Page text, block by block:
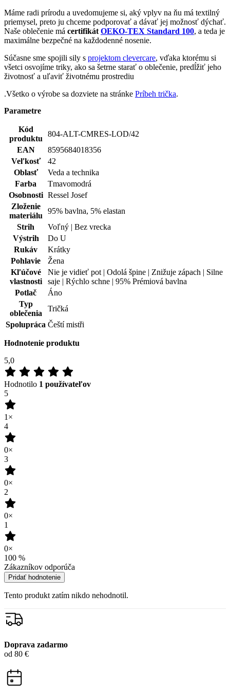
Máme radi prírodu a uvedomujeme si, aký vplyv na ňu má textilný
priemysel, preto ju chceme podporovať a dávať jej možnosť dýchať.
Naše oblečenie má certifikát OEKO-TEX Standard 100, a teda je
maximálne bezpečné na každodenné nosenie.
Súčasne sme spojili sily s projektom clevercare, vďaka ktorému si
všetci osvojíme triky, ako sa šetrne starať o oblečenie, predĺžiť jeho
životnosť a uľaviť životnému prostrediu
.Všetko o výrobe sa dozviete na stránke Príbeh trička.
Parametre
Kód
produktu
804-ALT-CMRES-LOD/42
EAN
8595684018356
Veľkosť
42
Oblasť
Veda a technika
Farba
Tmavomodrá
Osobnosti Ressel Josef
Zloženie
materiálu
95% bavlna, 5% elastan
Strih
Voľný | Bez vrecka
Výstrih
Do U
Rukáv
Krátky
Pohlavie
Žena
Kľúčové
vlastnosti
Nie je vidieť pot | Odolá špine | Znižuje zápach | Silne
saje | Rýchlo schne | 95% Prémiová bavlna
Potlač
Áno
Typ
oblečenia
Tričká
Spolupráca Čeští mistři
Hodnotenie produktu
5,0
Hodnotilo 1 používateľov
5
1×
4
0×
3
0×
2
0×
1
0×
100 %
Zákazníkov odporúča
Pridať hodnotenie
Tento produkt zatím nikdo nehodnotil.
Doprava zadarmo
od 80 €